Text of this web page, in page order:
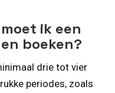
ik een
boeken?
drie tot vier
periodes, zoals